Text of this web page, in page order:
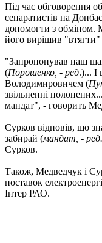
Під час обговорення
сепаратистів на
допомогти з обміном.
його вирішив
"Запропонував наш
(Порошенко, - ред.)... І
Володимировичем (
звільненні
мандат", - говорить
Сурков відповів, що
забирай (мандат, - ред.
Сурков.
Також, Медведчук і
поставок
Інтер РАО.